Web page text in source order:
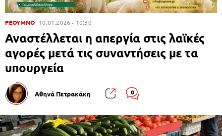
ΡΕΘΥΜΝΟ 10.01.2026 10:30
Αναστέλλεται η απεργία στις λαϊκές
αγορές μετά τις συναντήσεις με τα
υπουργεία
Αθηνά Πετρακάκη 0